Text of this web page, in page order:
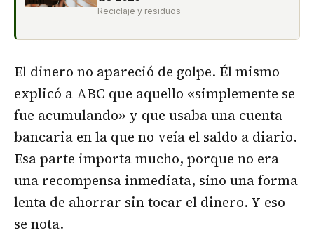
Reciclaje y residuos
El dinero no apareció de golpe. Él mismo
explicó a ABC que aquello «simplemente se
fue acumulando» y que usaba una cuenta
bancaria en la que no veía el saldo a diario.
Esa parte importa mucho, porque no era
una recompensa inmediata, sino una forma
lenta de ahorrar sin tocar el dinero. Y eso
se nota.